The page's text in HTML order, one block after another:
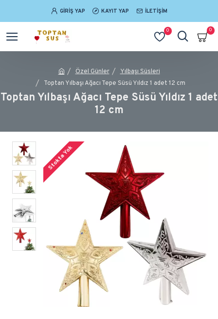
GIRIŞ YAP KAYIT YAP İLETIŞIM
0 0
Özel Günler
Yılbaşı Süsleri
Toptan Yılbaşı Ağacı Tepe Süsü Yıldız 1 adet 12 cm
Toptan Yılbaşı Ağacı Tepe Süsü Yıldız 1 adet
12 cm
Stokta Yok